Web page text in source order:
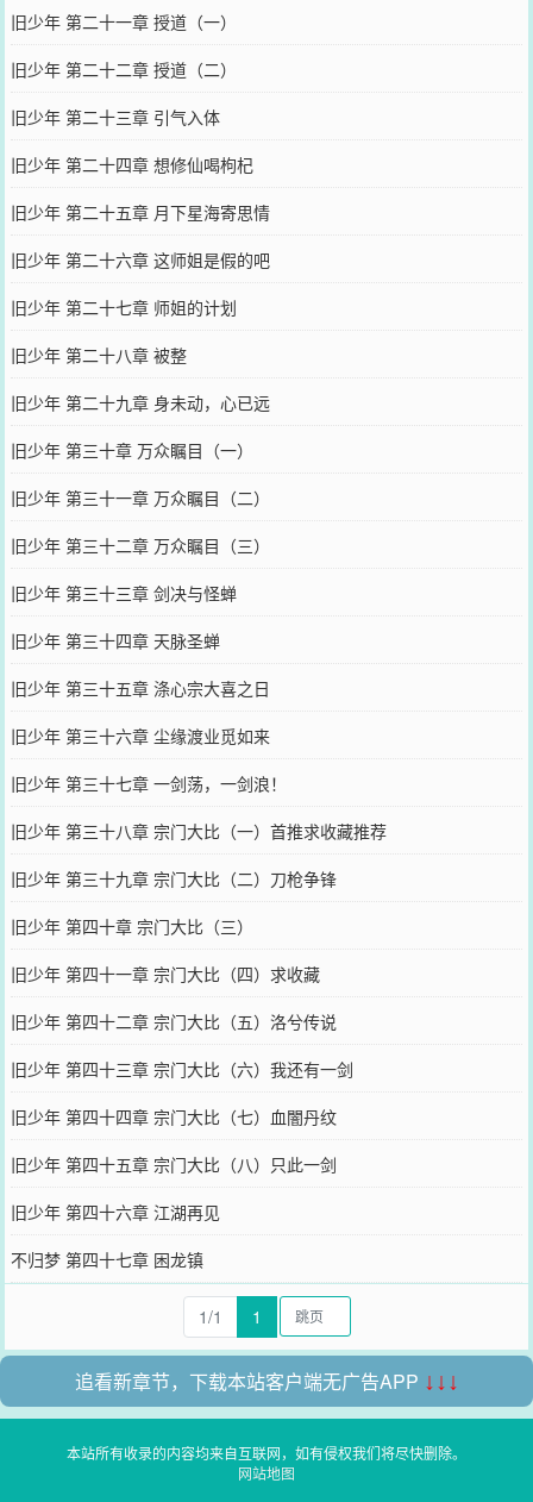
旧少年 第二十一章 授道（一）
旧少年 第二十二章 授道（二）
旧少年 第二十三章 引气入体
旧少年 第二十四章 想修仙喝枸杞
旧少年 第二十五章 月下星海寄思情
旧少年 第二十六章 这师姐是假的吧
旧少年 第二十七章 师姐的计划
旧少年 第二十八章 被整
旧少年 第二十九章 身未动，心已远
旧少年 第三十章 万众瞩目（一）
旧少年 第三十一章 万众瞩目（二）
旧少年 第三十二章 万众瞩目（三）
旧少年 第三十三章 剑决与怪蝉
旧少年 第三十四章 天脉圣蝉
旧少年 第三十五章 涤心宗大喜之日
旧少年 第三十六章 尘缘渡业觅如来
旧少年 第三十七章 一剑荡，一剑浪！
旧少年 第三十八章 宗门大比（一）首推求收藏推荐
旧少年 第三十九章 宗门大比（二）刀枪争锋
旧少年 第四十章 宗门大比（三）
旧少年 第四十一章 宗门大比（四）求收藏
旧少年 第四十二章 宗门大比（五）洛兮传说
旧少年 第四十三章 宗门大比（六）我还有一剑
旧少年 第四十四章 宗门大比（七）血闇丹纹
旧少年 第四十五章 宗门大比（八）只此一剑
旧少年 第四十六章 江湖再见
不归梦 第四十七章 困龙镇
1/1 1
追看新章节，下载本站客户端无广告APP ↓↓↓
本站所有收录的内容均来自互联网，如有侵权我们将尽快删除。
网站地图